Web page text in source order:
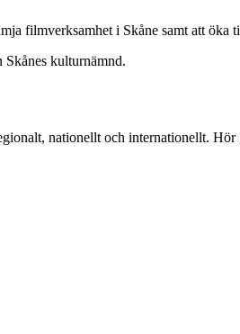
filmverksamhet i Skåne samt att
kulturnämnd.
nationellt och internationellt.